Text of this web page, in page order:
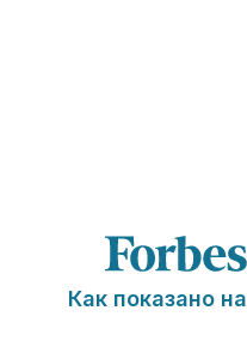
Как показано на